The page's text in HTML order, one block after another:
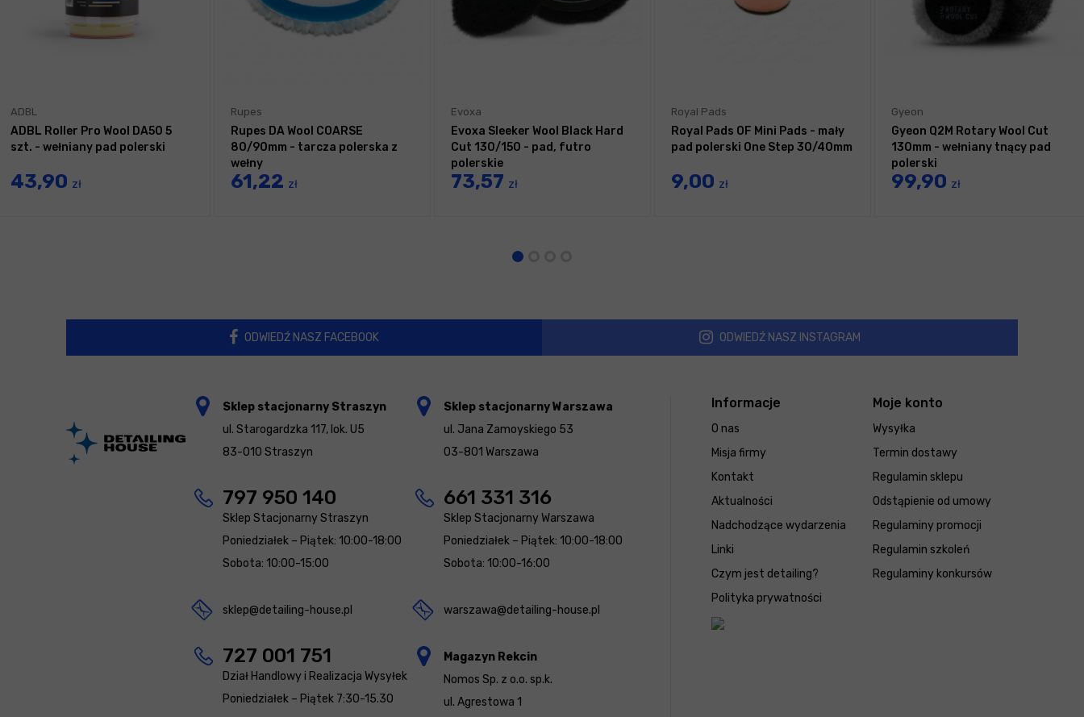
ADBL
ADBL Roller Pro Wool DA50 5
szt. - wełniany pad polerski
43,90 zł
Rupes
Rupes DA Wool COARSE
80/90mm - tarcza polerska z
wełny
61,22 zł
Evoxa
Evoxa Sleeker Wool Black Hard
Cut 130/150 - pad, futro
polerskie
73,57 zł
Royal Pads
Royal Pads OF Mini Pads - mały
pad polerski One Step 30/40mm
9,00 zł
Gyeon
Gyeon Q2M Rotary Wool Cut
130mm - wełniany tnący pad
polerski
99,90 zł
ODWIEDŹ NASZ FACEBOOK ODWIEDŹ NASZ INSTAGRAM
Informacje
O nas
Misja firmy
Kontakt
Aktualności
Nadchodzące wydarzenia
Linki
Czym jest detailing?
Polityka prywatności
Moje konto
Wysyłka
Termin dostawy
Regulamin sklepu
Odstąpienie od umowy
Regulaminy promocji
Regulamin szkoleń
Regulaminy konkursów
Sklep stacjonarny Straszyn
ul. Starogardzka 117, lok. U5
83-010 Straszyn
797 950 140
Sklep Stacjonarny Straszyn
Poniedziałek – Piątek: 10:00-18:00
Sobota: 10:00-15:00
sklep@detailing-house.pl
727 001 751
Dział Handlowy i Realizacja Wysyłek
Poniedziałek – Piątek 7:30-15.30
Sklep stacjonarny Warszawa
ul. Jana Zamoyskiego 53
03-801 Warszawa
661 331 316
Sklep Stacjonarny Warszawa
Poniedziałek – Piątek: 10:00-18:00
Sobota: 10:00-16:00
warszawa@detailing-house.pl
Magazyn Rekcin
Nomos Sp. z o.o. sp.k.
ul. Agrestowa 1